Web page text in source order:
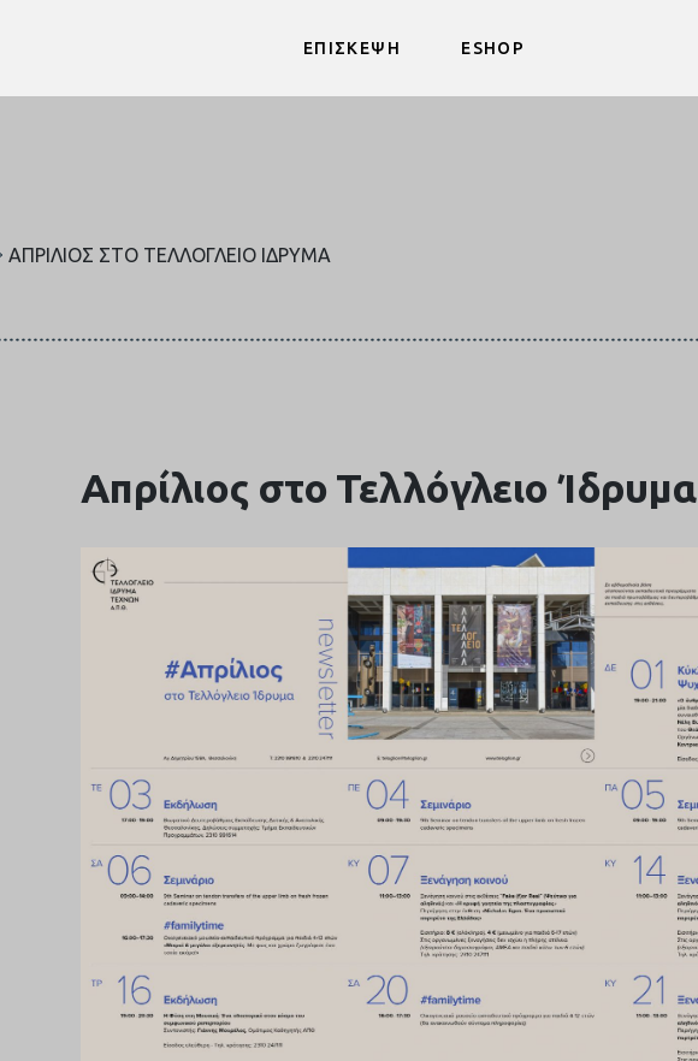
ΕΠΙΣΚΕΨΗ ESHOP
ΑΠΡΊΛΙΟΣ ΣΤΟ ΤΕΛΛΌΓΛΕΙΟ ΊΔΡΥΜΑ
Απρίλιος στο Τελλόγλειο Ίδρυμα